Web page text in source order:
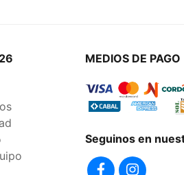
MEDIOS DE PAGO
Seguinos en